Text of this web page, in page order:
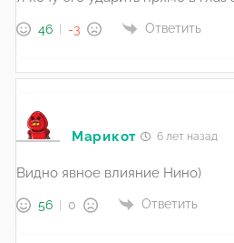
46 -3 Ответить
Марикот 6 лет назад
Видно явное влияние Нино)
56 0 Ответить